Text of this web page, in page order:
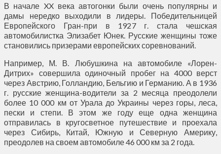
В начале XX века автогонки были очень популярны и
дамы нередко выходили в лидеры. Победительницей
Европейского Гран-при в 1927 г. стала чешская
автомобилистка Элизабет Юнек. Русские женщины тоже
становились призерами европейских соревнований.
Например, М. В. Любушкина на автомобиле «Лорен-
Дитрих» совершила одиночный пробег на 4000 верст
через Австрию, Голландию, Бельгию и Германию. А в 1936
г. русские женщина-водители за 2 месяца преодолели
более 10 000 км от Урала до Украины через горы, леса,
пески и степи. В этом же году еще одна женщина
отправилась в кругосветное путешествие и проехала
через Сибирь, Китай, Южную и Северную Америку,
преодолев на своем автомобиле 46 000 км за 2 года.